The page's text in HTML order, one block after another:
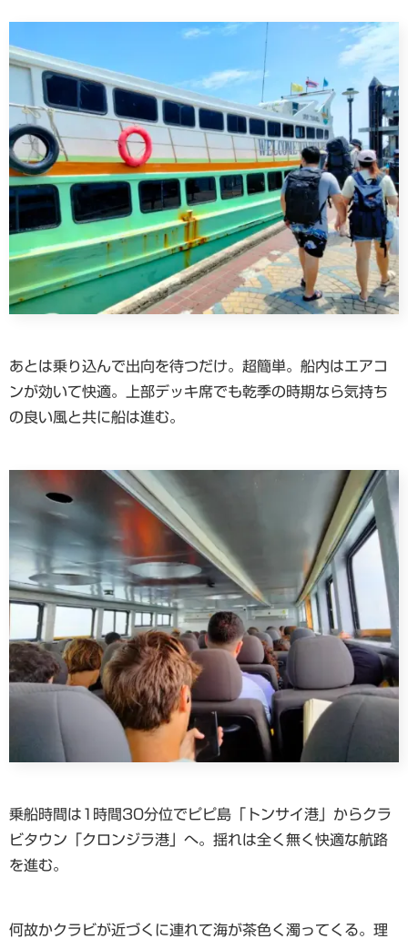
あとは乗り込んで出向を待つだけ。超簡単。船内はエアコ
ンが効いて快適。上部デッキ席でも乾季の時期なら気持ち
の良い風と共に船は進む。
乗船時間は1時間30分位でピピ島「トンサイ港」からクラ
ビタウン「クロンジラ港」へ。揺れは全く無く快適な航路
を進む。
何故かクラビが近づくに連れて海が茶色く濁ってくる。理